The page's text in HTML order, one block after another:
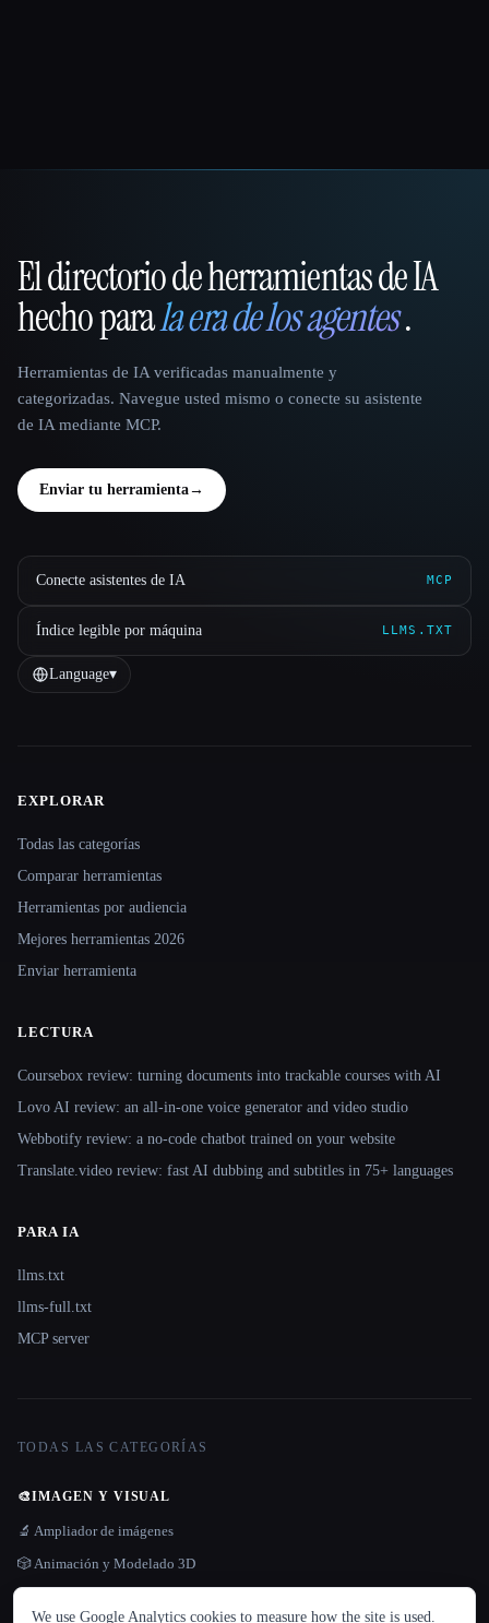
IDIOMA
That AI Collection
El directorio de herramientas de IA
hecho parala era de los agentes.
Herramientas de IA verificadas manualmente y
categorizadas. Navegue usted mismo o conecte su asistente
de IA mediante MCP.
Enviar tu herramienta→
Conecte asistentes de IA MCP
Índice legible por máquina LLMS.TXT
Language▾
Site navigation
EXPLORAR
Todas las categorías
Comparar herramientas
Herramientas por audiencia
Mejores herramientas 2026
Enviar herramienta
LECTURA
Coursebox review: turning documents into trackable courses with AI
Lovo AI review: an all-in-one voice generator and video studio
Webbotify review: a no-code chatbot trained on your website
Translate.video review: fast AI dubbing and subtitles in 75+ languages
PARA IA
llms.txt
llms-full.txt
MCP server
TODAS LAS CATEGORÍAS
🎨IMAGEN Y VISUAL
🔬 Ampliador de imágenes
🎲 Animación y Modelado 3D
We use Google Analytics cookies to measure how the site is used.